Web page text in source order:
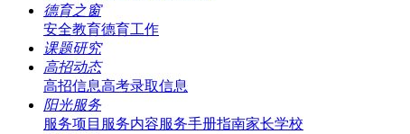
德育之窗
安全教育德育工作
课题研究
高招动态
高招信息高考录取信息
阳光服务
服务项目 服务内容服务手册指南家长学校